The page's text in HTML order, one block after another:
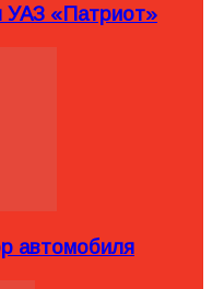
УАЗ «Патриот»
автомобиля